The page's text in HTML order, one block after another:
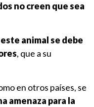
no creen que sea
animal se debe
, que a su
en otros países, se
amenaza para la